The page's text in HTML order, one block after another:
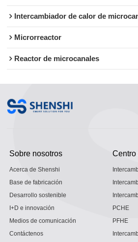
Intercambiador de calor de
Microrreactor
Reactor de microcanales
Sobre nosotros
Acerca de Shenshi
Base de fabricación
Desarrollo sostenible
I+D e innovación
Medios de comunicación
Contáctenos
Centro
PCHE
PFHE